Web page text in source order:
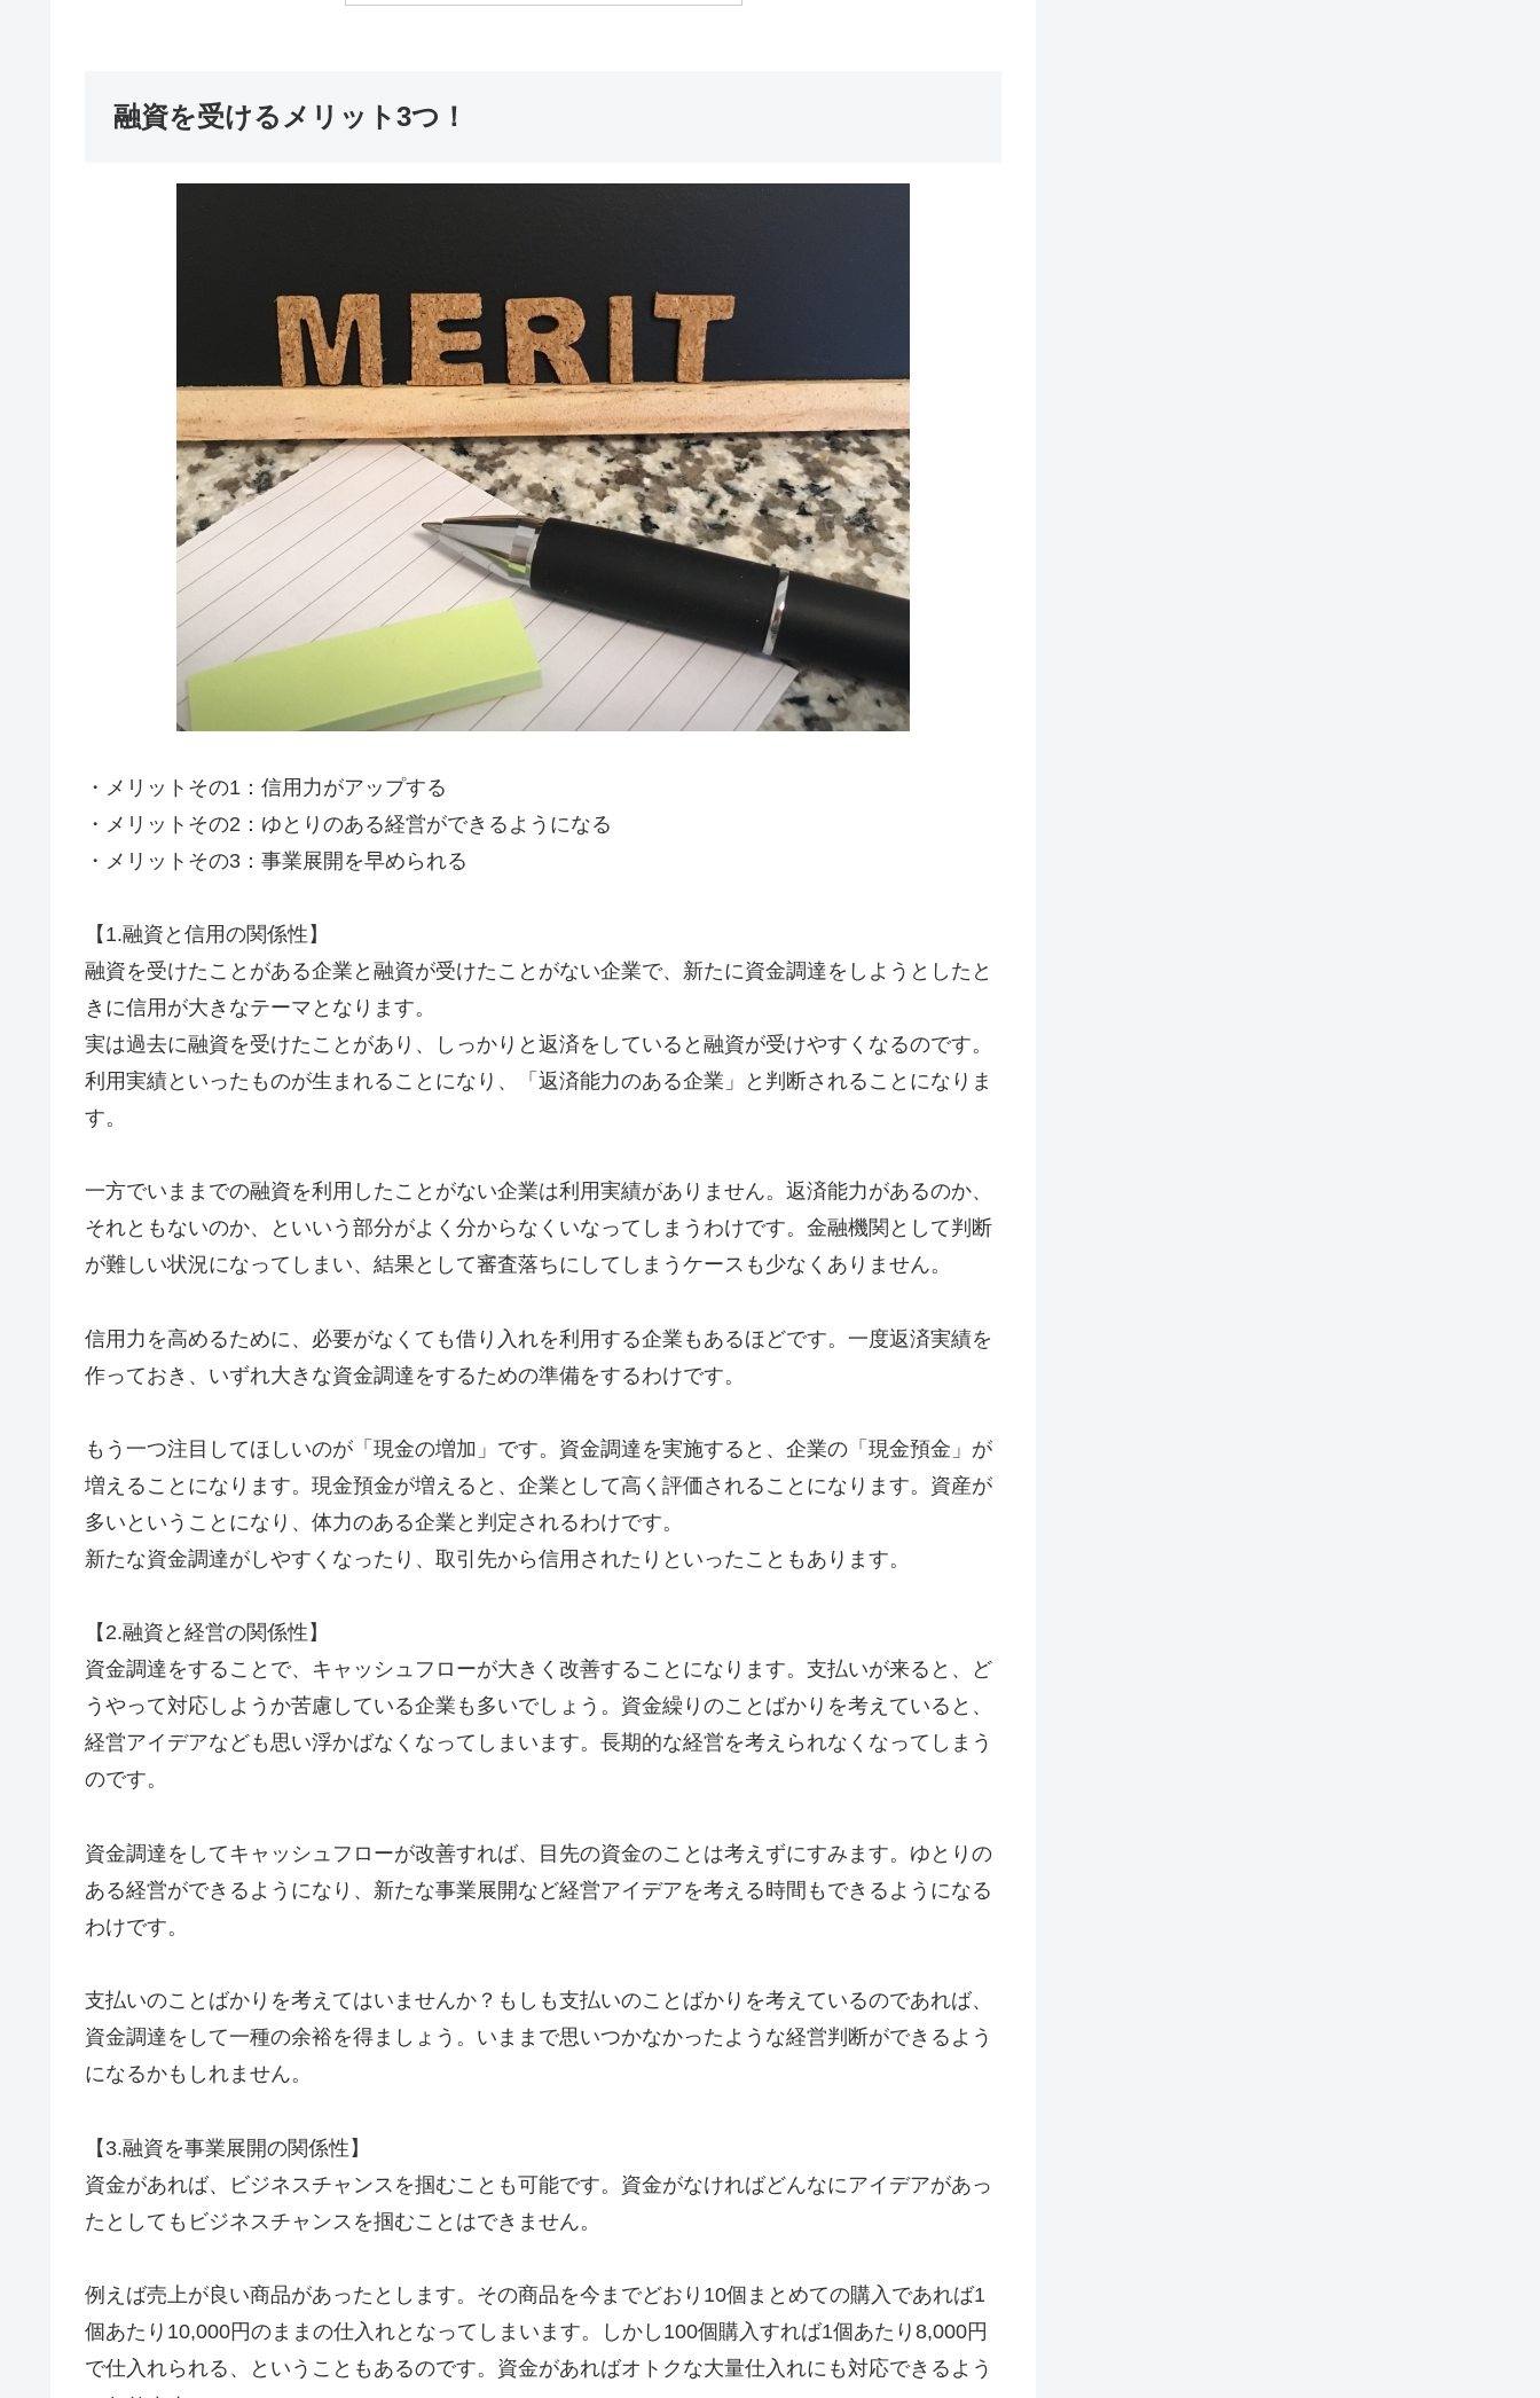
融資を受けるメリット3つ！
・メリットその1：信用力がアップする
・メリットその2：ゆとりのある経営ができるようになる
・メリットその3：事業展開を早められる
【1.融資と信用の関係性】
融資を受けたことがある企業と融資が受けたことがない企業で、新たに資金調達をしようとしたと
きに信用が大きなテーマとなります。
実は過去に融資を受けたことがあり、しっかりと返済をしていると融資が受けやすくなるのです。
利用実績といったものが生まれることになり、「返済能力のある企業」と判断されることになりま
す。
一方でいままでの融資を利用したことがない企業は利用実績がありません。返済能力があるのか、
それともないのか、といいう部分がよく分からなくいなってしまうわけです。金融機関として判断
が難しい状況になってしまい、結果として審査落ちにしてしまうケースも少なくありません。
信用力を高めるために、必要がなくても借り入れを利用する企業もあるほどです。一度返済実績を
作っておき、いずれ大きな資金調達をするための準備をするわけです。
もう一つ注目してほしいのが「現金の増加」です。資金調達を実施すると、企業の「現金預金」が
増えることになります。現金預金が増えると、企業として高く評価されることになります。資産が
多いということになり、体力のある企業と判定されるわけです。
新たな資金調達がしやすくなったり、取引先から信用されたりといったこともあります。
【2.融資と経営の関係性】
資金調達をすることで、キャッシュフローが大きく改善することになります。支払いが来ると、ど
うやって対応しようか苦慮している企業も多いでしょう。資金繰りのことばかりを考えていると、
経営アイデアなども思い浮かばなくなってしまいます。長期的な経営を考えられなくなってしまう
のです。
資金調達をしてキャッシュフローが改善すれば、目先の資金のことは考えずにすみます。ゆとりの
ある経営ができるようになり、新たな事業展開など経営アイデアを考える時間もできるようになる
わけです。
支払いのことばかりを考えてはいませんか？もしも支払いのことばかりを考えているのであれば、
資金調達をして一種の余裕を得ましょう。いままで思いつかなかったような経営判断ができるよう
になるかもしれません。
【3.融資を事業展開の関係性】
資金があれば、ビジネスチャンスを掴むことも可能です。資金がなければどんなにアイデアがあっ
たとしてもビジネスチャンスを掴むことはできません。
例えば売上が良い商品があったとします。その商品を今までどおり10個まとめての購入であれば1
個あたり10,000円のままの仕入れとなってしまいます。しかし100個購入すれば1個あたり8,000円
で仕入れられる、ということもあるのです。資金があればオトクな大量仕入れにも対応できるよう